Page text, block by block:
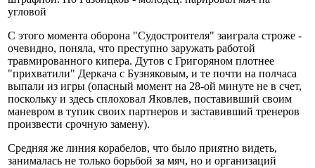
угловой
С этого момента оборона "Судостроителя" заиграла строже -
очевидно, поняла, что преступно заружать работой
травмированного кипера. Дутов с Григоряном плотнее
"прихватили" Деркача с Бузняковым, и те почти на полчаса
выпали из игры (опасный момент на 28-ой минуте не в счет,
поскольку и здесь сплоховал Яковлев, поставивший своим
маневром в тупик своих партнеров и заставивший тренеров
произвести срочную замену).
Средняя же линия корабелов, что было приятно видеть,
занималась не только борьбой за мяч, но и организаций